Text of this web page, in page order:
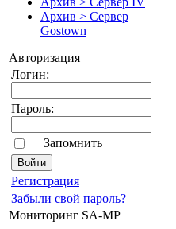
Архив > Сервер
Gostown
Авторизация
Логин:
Пароль:
Запомнить
Pегиcтрaция
Забыли свой пароль?
Мониторинг SA-MP